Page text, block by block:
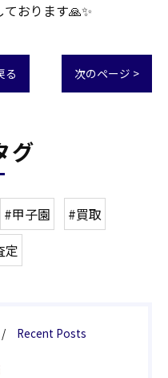
おります🙏✨
る 次のページ >
グ
#甲子園
#買取
定
Recent Posts